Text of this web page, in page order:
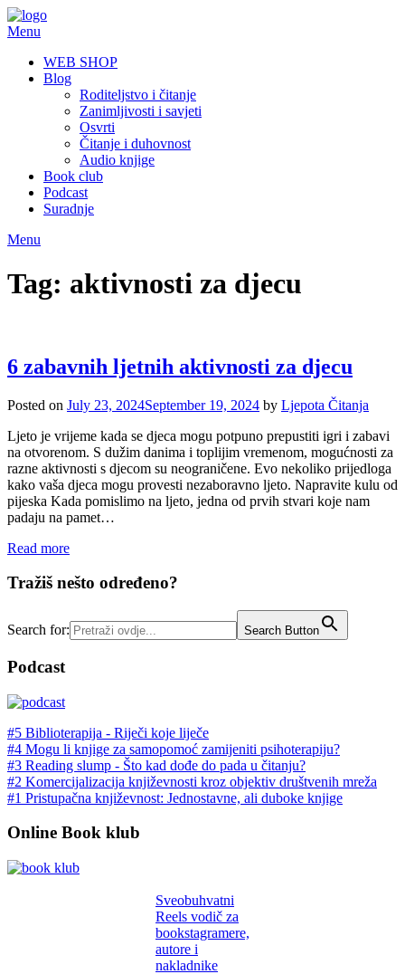
Skip
to
Menu
WEB SHOP
Blog
Roditeljstvo i čitanje
Zanimljivosti i savjeti
Osvrti
Čitanje i duhovnost
Audio knjige
Book club
Podcast
Suradnje
Menu
Tag: aktivnosti za djecu
6 zabavnih ljetnih aktivnosti za djecu
Posted on July 23, 2024September 19, 2024 by Ljepota Čitanja
Ljeto je vrijeme kada se djeca mogu potpuno prepustiti igri i zabavi
na otvorenom. S dužim danima i toplijim vremenom, mogućnosti za
razne aktivnosti s djecom su neograničene. Evo nekoliko prijedloga
kako vaša djeca mogu provesti nezaboravno ljeto. Napravite kulu od
pijeska Kada pomislimo na ljeto, jedna od prvih stvari koje nam
padaju na pamet…
Read more
Tražiš nešto određeno?
Search for: Search Button
Podcast
#5 Biblioterapija - Riječi koje liječe
#4 Mogu li knjige za samopomoć zamijeniti psihoterapiju?
#3 Reading slump - Što kad dođe do pada u čitanju?
#2 Komercijalizacija književnosti kroz objektiv društvenih mreža
#1 Pristupačna književnost: Jednostavne, ali duboke knjige
Online Book klub
Sveobuhvatni
Reels vodič za
bookstagramere,
autore i
nakladnike